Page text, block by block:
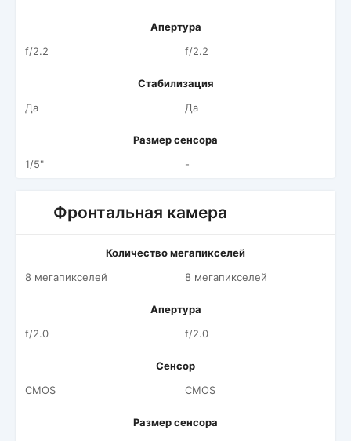
Апертура
f/2.2
f/2.2
Стабилизация
Да
Да
Размер сенсора
1/5"
-
Фронтальная камера
Количество мегапикселей
8 мегапикселей
8 мегапикселей
Апертура
f/2.0
f/2.0
Сенсор
CMOS
CMOS
Размер сенсора